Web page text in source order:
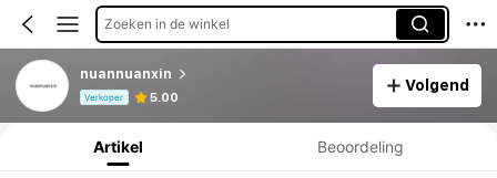
Zoeken in de winkel
nuannuanxin
Verkoper 5.00
Volgend
Productinformatie: Prijsopenbaring, Verkoop- en Voorraadgegevens.
Artikel Beoordeling